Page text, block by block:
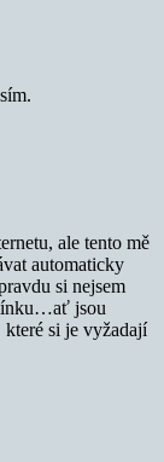
ale tento mě
automaticky
si nejsem
jsou
si je vyžadají